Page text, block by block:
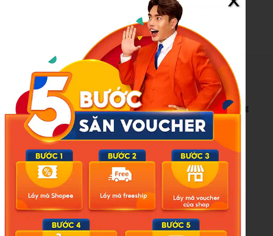
New Posts
Bão số 3 hình thành trên Biển Đông: Vì sao không ảnh hưởng
đất liền vẫn cần cảnh giác cao độ?
Cảnh báo thủ đoạn lừa đảo kết hôn: Khi sính lễ trở thành ‘cái